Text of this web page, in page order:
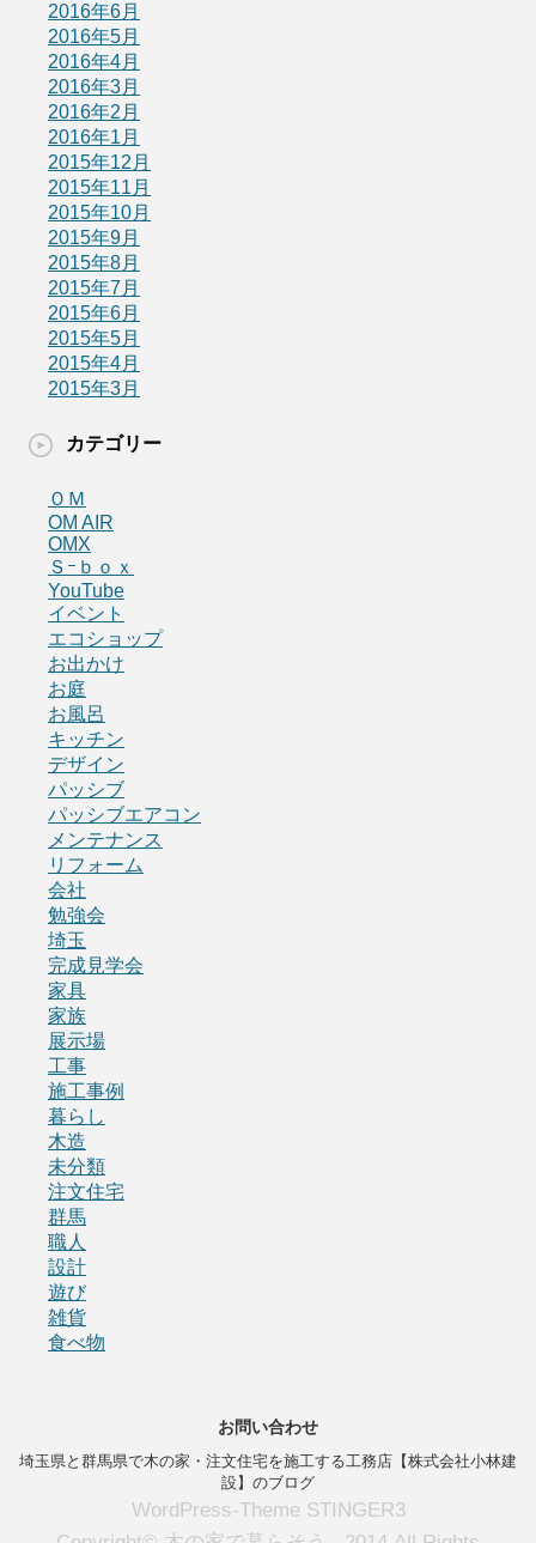
2016年6月
2016年5月
2016年4月
2016年3月
2016年2月
2016年1月
2015年12月
2015年11月
2015年10月
2015年9月
2015年8月
2015年7月
2015年6月
2015年5月
2015年4月
2015年3月
カテゴリー
ＯＭ
OM AIR
OMX
Ｓｰｂｏｘ
YouTube
イベント
エコショップ
お出かけ
お庭
お風呂
キッチン
デザイン
パッシブ
パッシブエアコン
メンテナンス
リフォーム
会社
勉強会
埼玉
完成見学会
家具
家族
展示場
工事
施工事例
暮らし
木造
未分類
注文住宅
群馬
職人
設計
遊び
雑貨
食べ物
お問い合わせ
埼玉県と群馬県で木の家・注文住宅を施工する工務店【株式会社小林建
設】のブログ
WordPress-Theme STINGER3